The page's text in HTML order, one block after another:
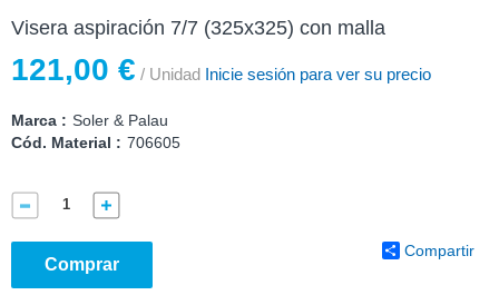
Visera aspiración 7/7 (325x325) con malla
121,00 € / Unidad Inicie sesión para ver su precio
Marca : Soler & Palau
Cód. Material : 706605
Comprar
Compartir